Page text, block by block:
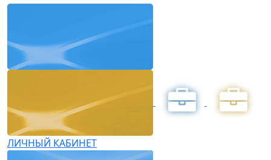
ЛИЧНЫЙ КАБИНЕТ